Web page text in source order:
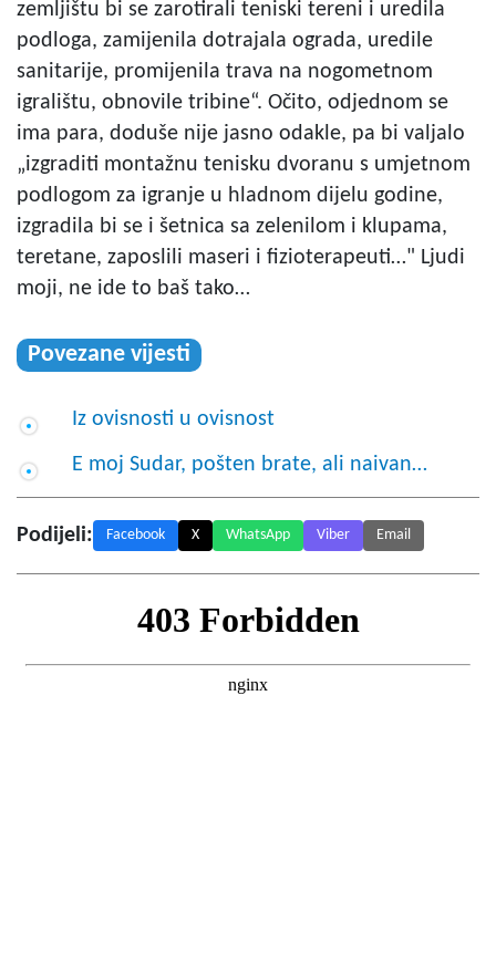
zemljištu bi se zarotirali teniski tereni i uredila
podloga, zamijenila dotrajala ograda, uredile
sanitarije, promijenila trava na nogometnom
igralištu, obnovile tribine“. Očito, odjednom se
ima para, doduše nije jasno odakle, pa bi valjalo
„izgraditi montažnu tenisku dvoranu s umjetnom
podlogom za igranje u hladnom dijelu godine,
izgradila bi se i šetnica sa zelenilom i klupama,
teretane, zaposlili maseri i fizioterapeuti…" Ljudi
moji, ne ide to baš tako…
Povezane vijesti
Iz ovisnosti u ovisnost
E moj Sudar, pošten brate, ali naivan…
Podijeli: Facebook X WhatsApp Viber Email